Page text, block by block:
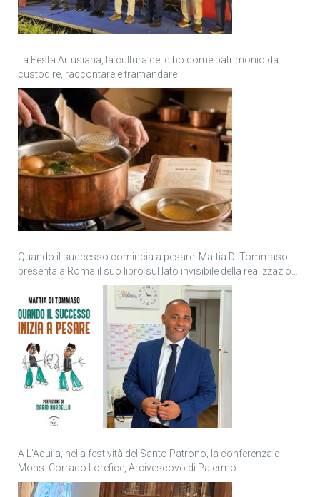
La Festa Artusiana, la cultura del cibo come patrimonio da
custodire, raccontare e tramandare
Quando il successo comincia a pesare: Mattia Di Tommaso
presenta a Roma il suo libro sul lato invisibile della realizzazione
A L’Aquila, nella festività del Santo Patrono, la conferenza di
Mons. Corrado Lorefice, Arcivescovo di Palermo